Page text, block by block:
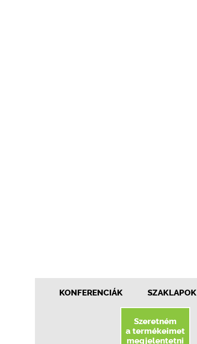
KONFERENCIÁK SZAKLAPOK
Szeretném
a termékeimet
megjelentetni